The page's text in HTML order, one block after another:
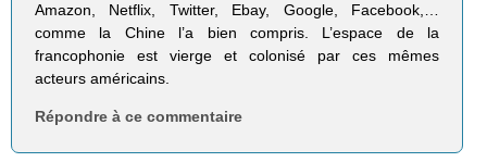
Amazon, Netflix, Twitter, Ebay, Google, Facebook,…
comme la Chine l’a bien compris. L’espace de la
francophonie est vierge et colonisé par ces mêmes
acteurs américains.
Répondre à ce commentaire